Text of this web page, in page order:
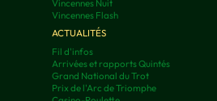
Vincennes Nuit
Vincennes Flash
ACTUALITÉS
Fil d'infos
Arrivées et rapports Quintés
Grand National du Trot
Prix de l'Arc de Triomphe